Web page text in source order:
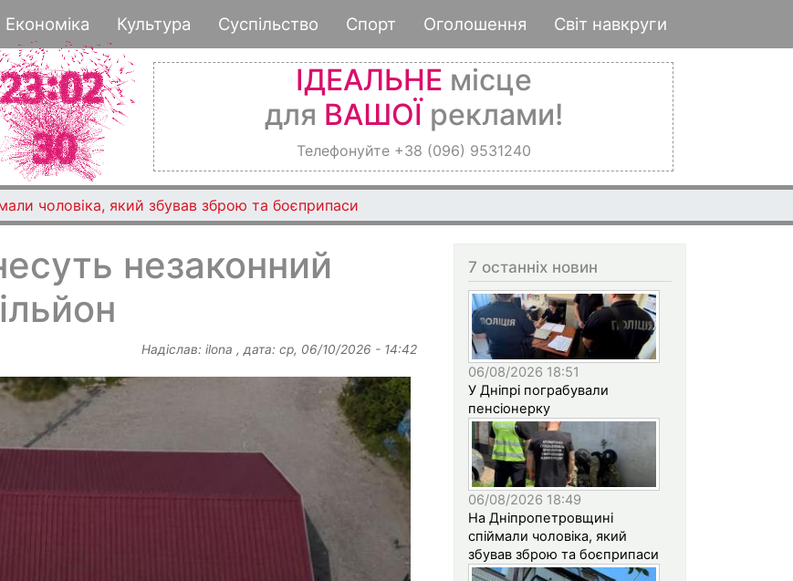
до
основного
Економіка Культура Суспільство Спорт Оголошення Світ навкруги
ІДЕАЛЬНЕ місце
для ВАШОЇ реклами!
Телефонуйте +38 (096) 9531240
чоловіка, який збував зброю та боєприпаси
незаконний
Надіслав: ilona , дата: ср, 06/10/2026 - 14:42
7 останніх новин
06/08/2026 18:51
У Дніпрі пограбували
пенсіонерку
06/08/2026 18:49
На Дніпропетровщині
спіймали чоловіка, який
збував зброю та боєприпаси